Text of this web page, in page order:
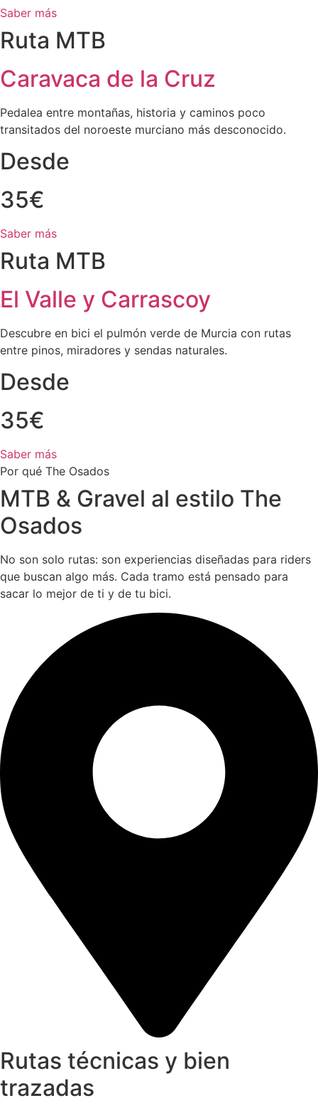
Saber más
Ruta MTB
Caravaca de la Cruz
Pedalea entre montañas, historia y caminos poco
transitados del noroeste murciano más desconocido.
Desde
35€
Saber más
Ruta MTB
El Valle y Carrascoy
Descubre en bici el pulmón verde de Murcia con rutas
entre pinos, miradores y sendas naturales.
Desde
35€
Saber más
Por qué The Osados
MTB & Gravel al estilo The
Osados
No son solo rutas: son experiencias diseñadas para riders
que buscan algo más. Cada tramo está pensado para
sacar lo mejor de ti y de tu bici.
Rutas técnicas y bien
trazadas